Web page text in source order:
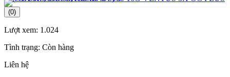
(0)
Lượt xem: 1.024
Tình trạng: Còn hàng
Liên hệ